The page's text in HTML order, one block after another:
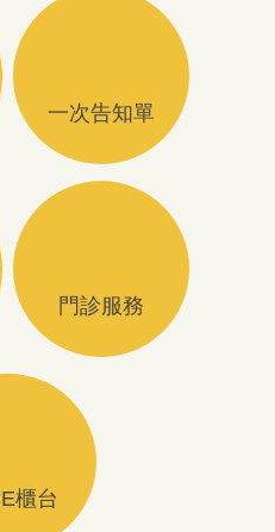
一次告知單
門診服務
櫃台